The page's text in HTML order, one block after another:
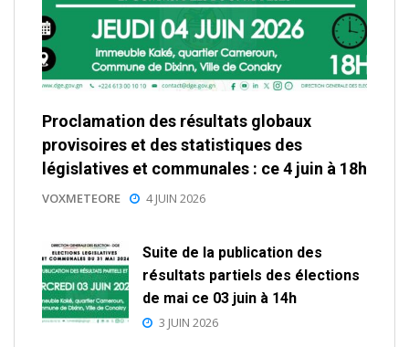
Proclamation des résultats globaux
provisoires et des statistiques des
législatives et communales : ce 4 juin à 18h
VOXMETEORE 4 JUIN 2026
Suite de la publication des
résultats partiels des élections
de mai ce 03 juin à 14h
3 JUIN 2026